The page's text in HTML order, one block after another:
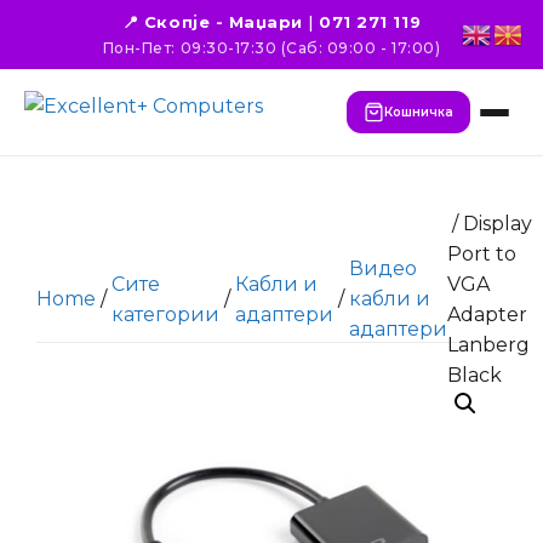
📍 Скопје - Маџари | 071 271 119
Пон-Пет: 09:30-17:30 (Саб: 09:00 - 17:00)
Кошничка
Home /
Сите
категории
/
Кабли и
адаптери
/
Видео
кабли и
адаптери
/ Display
Port to
VGA
Adapter
Lanberg
Black